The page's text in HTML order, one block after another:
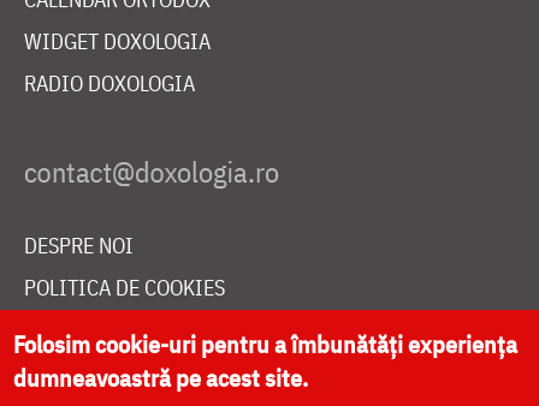
WIDGET DOXOLOGIA
RADIO DOXOLOGIA
DESPRE NOI
POLITICA DE COOKIES
DONEAZĂ ONLINE PENTRU CATEDRALA NAȚIONALĂ
Folosim cookie-uri pentru a îmbunătăți experiența
dumneavoastră pe acest site.